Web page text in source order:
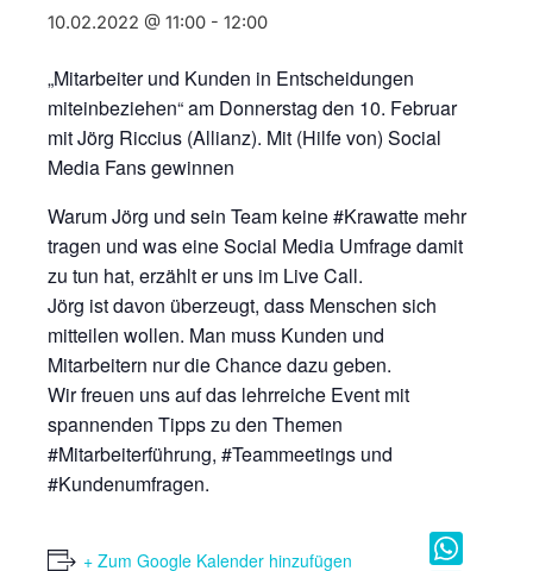
10.02.2022 @ 11:00 - 12:00
„Mitarbeiter und Kunden in Entscheidungen
miteinbeziehen“ am Donnerstag den 10. Februar
mit Jörg Riccius (Allianz). Mit (Hilfe von) Social
Media Fans gewinnen
Warum Jörg und sein Team keine #Krawatte mehr
tragen und was eine Social Media Umfrage damit
zu tun hat, erzählt er uns im Live Call.
Jörg ist davon überzeugt, dass Menschen sich
mitteilen wollen. Man muss Kunden und
Mitarbeitern nur die Chance dazu geben.
Wir freuen uns auf das lehrreiche Event mit
spannenden Tipps zu den Themen
#Mitarbeiterführung, #Teammeetings und
#Kundenumfragen.
+ Zum Google Kalender hinzufügen